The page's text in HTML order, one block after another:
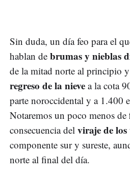
Sin duda, un día feo para el
hablan de brumas y nieblas
de la mitad norte al principio
regreso de la nieve a la cota
parte noroccidental y a 1.400
Notaremos un poco menos de
consecuencia del viraje de los
componente sur y sureste,
norte al final del día.